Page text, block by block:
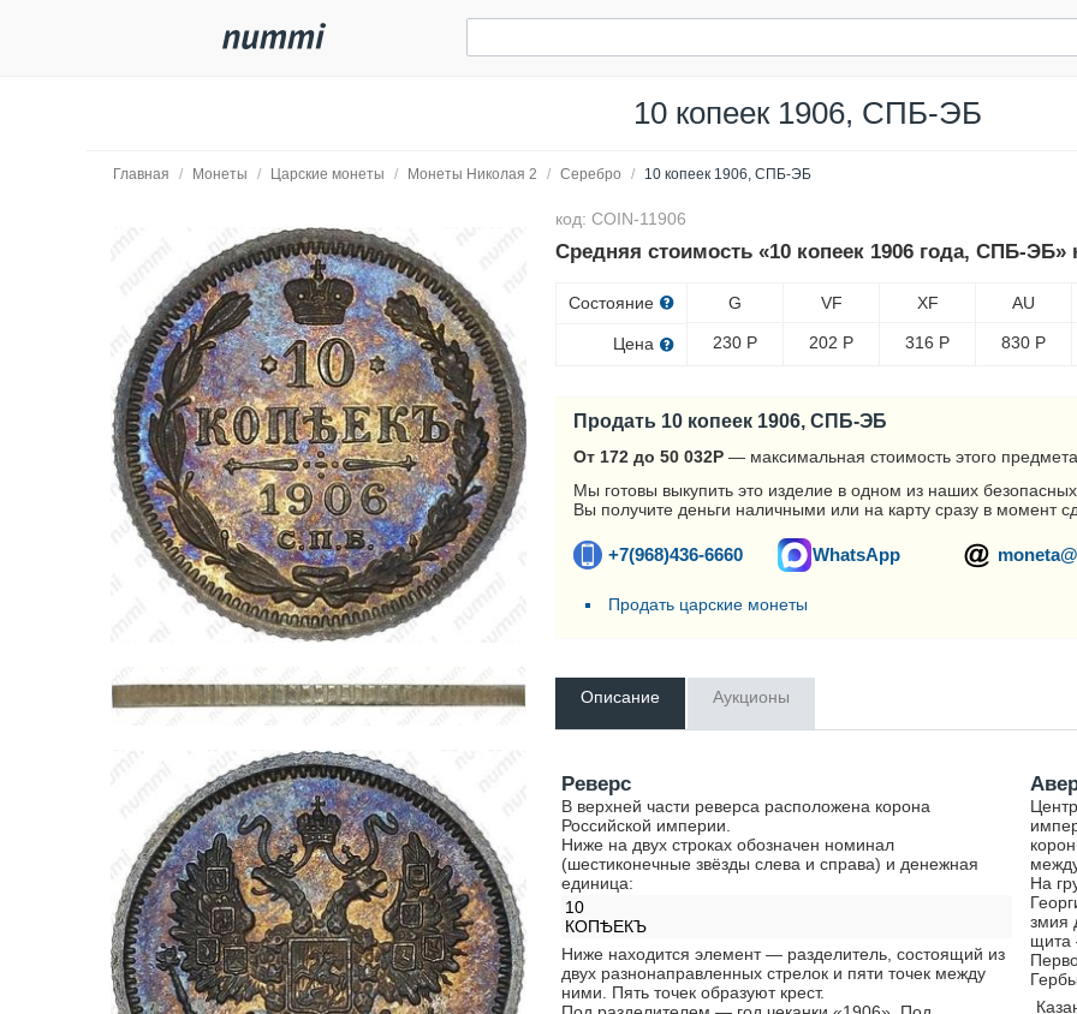
10 копеек 1906, СПБ-ЭБ
Главная / Монеты / Царские монеты / Монеты Николая 2 / Серебро / 10 копеек 1906, СПБ-ЭБ
код: COIN-11906
Средняя стоимость «10 копеек 1906 года, СПБ-ЭБ»
Состояние
Цена
G
230 Р
VF
202 Р
XF
316 Р
AU
830 Р
Продать 10 копеек 1906, СПБ-ЭБ
От 172 до 50 032Р — максимальная стоимость этого
Мы готовы выкупить это изделие в одном из наших
Вы получите деньги наличными или на карту сразу в момент
+7(968)436-6660 WhatsApp
Продать царские монеты
Описание Аукционы
Реверс
В верхней части реверса расположена корона
Российской империи.
Ниже на двух строках обозначен номинал
(шестиконечные звёзды слева и справа) и денежная
единица:
10
КОПѢЕКЪ
Ниже находится элемент — разделитель, состоящий из
двух разнонаправленных стрелок и пяти точек между
ними. Пять точек образуют крест.
На
змия
щита